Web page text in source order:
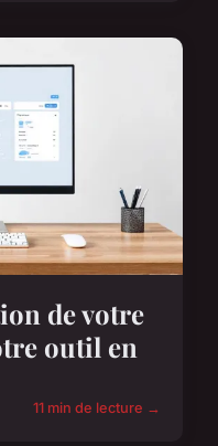
de votre
outil en
11 min de lecture →